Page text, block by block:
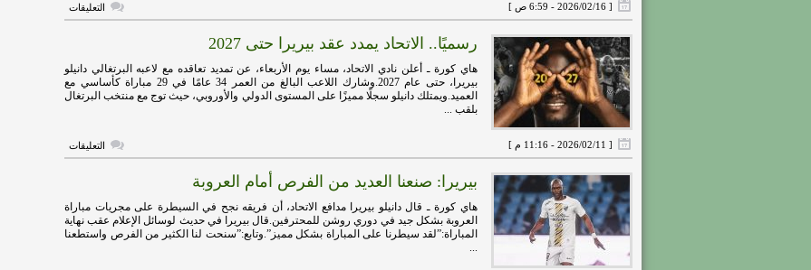
[ 2026/02/16 - 6:59 ص ] التعليقاتعلى
بيريرا:
مباراة
مغلقة
رسميًا.. الاتحاد يمدد عقد بيريرا حتى 2027
هاي كورة ـ أعلن نادي الاتحاد، مساء يوم الأربعاء، عن تمديد تعاقده مع لاعبه البرتغالي دانيلو
بيريرا، حتى عام 2027.وشارك اللاعب البالغ من العمر 34 عامًا في 29 مباراة كأساسي مع
العميد.ويمتلك دانيلو سجلًا مميزًا على المستوى الدولي والأوروبي، حيث توج مع منتخب البرتغال
بلقب ...
[ 2026/02/11 - 11:16 م ] التعليقاتعلى
رسميًا..
بيريرا
حتى
2027
مغلقة
بيريرا: صنعنا العديد من الفرص أمام العروبة
هاي كورة ـ قال دانيلو بيريرا مدافع ‎الاتحاد، أن فريقه نجح في السيطرة على مجريات مباراة
العروبة بشكل جيد في دوري روشن للمحترفين.قال بيريرا في حديث لوسائل الإعلام عقب نهاية
المباراة:”لقد سيطرنا على المباراة بشكل مميز”.وتابع:”سنحت لنا الكثير من الفرص واستطعنا
...